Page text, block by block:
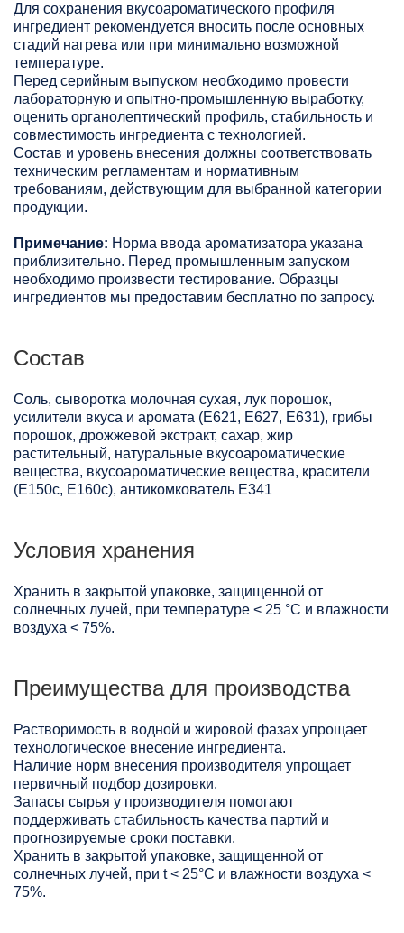
Для сохранения вкусоароматического профиля
ингредиент рекомендуется вносить после основных
стадий нагрева или при минимально возможной
температуре.
Перед серийным выпуском необходимо провести
лабораторную и опытно-промышленную выработку,
оценить органолептический профиль, стабильность и
совместимость ингредиента с технологией.
Состав и уровень внесения должны соответствовать
техническим регламентам и нормативным
требованиям, действующим для выбранной категории
продукции.
Примечание: Норма ввода ароматизатора указана
приблизительно. Перед промышленным запуском
необходимо произвести тестирование. Образцы
ингредиентов мы предоставим бесплатно по запросу.
Состав
Соль, сыворотка молочная сухая, лук порошок,
усилители вкуса и аромата (Е621, Е627, Е631), грибы
порошок, дрожжевой экстракт, сахар, жир
растительный, натуральные вкусоароматические
вещества, вкусоароматические вещества, красители
(Е150с, Е160с), антикомкователь Е341
Условия хранения
Хранить в закрытой упаковке, защищенной от
солнечных лучей, при температуре < 25 °C и влажности
воздуха < 75%.
Преимущества для производства
Растворимость в водной и жировой фазах упрощает
технологическое внесение ингредиента.
Наличие норм внесения производителя упрощает
первичный подбор дозировки.
Запасы сырья у производителя помогают
поддерживать стабильность качества партий и
прогнозируемые сроки поставки.
Хранить в закрытой упаковке, защищенной от
солнечных лучей, при t < 25°С и влажности воздуха <
75%.